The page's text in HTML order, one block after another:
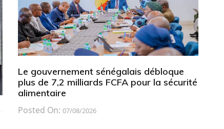
Le gouvernement sénégalais débloque
plus de 7,2 milliards FCFA pour la sécurité
alimentaire
Posted On: 07/08/2026